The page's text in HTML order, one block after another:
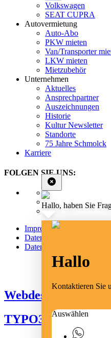
Volkswagen
SEAT CUPRA
Autovermietung
Auto-Abo
PKW mieten
Van/Transporter
LKW mieten
Mietzubehör
Unternehmen
Aktuelles
Ansprechpartner
Auszeichnungen
Historie
Kultur Newsletter
Standorte
75 Jahre Schmolck
Karriere
FOLGEN SIE UNS:
Impressum
Datenschutz
Datenschutz Social Media
Webdesign
TYPO3 Freiburg
Hallo, haben Sie
Hallo
Kontaktieren Sie
Auswählen